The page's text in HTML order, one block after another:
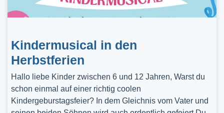
Kindermusical in den
Herbstferien
Hallo liebe Kinder zwischen 6 und 12 Jahren, Warst du
schon einmal auf einer richtig coolen
Kindergeburstagsfeier? In dem Gleichnis vom Vater und